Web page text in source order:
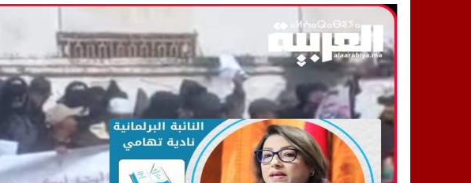
14:25 “العربية.ما” تنشر أخبار تيفلت وأصداء الأحداث فيها بصيغة أخرى
18:23 طاطا: “اعتداء” على حقوقي يشعل غضب الجمعيات وملف “ماء
13:35 عقول الغد تصنع المستقبل: مسابقة “Robot Innov” بمراكش تؤسس لجيل الابتكار والتكنولوجيا